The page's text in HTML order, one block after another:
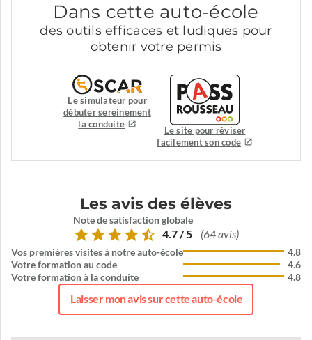
Dans cette auto-école
des outils efficaces et ludiques pour
obtenir votre permis
Le simulateur pour
débuter sereinement
la conduite
Le site pour réviser
facilement son code
Les avis des élèves
Note de satisfaction globale
4.7 / 5 (64 avis)
Vos premières visites à notre auto-école
Votre formation au code
Votre formation à la conduite
4.8
4.6
4.8
Laisser mon avis sur cette auto-école